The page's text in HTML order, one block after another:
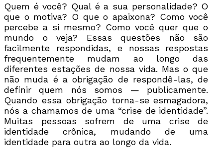
Quem é você? Qual é a sua personalidade? O
que o motiva? O que o apaixona? Como você
percebe a si mesmo? Como você quer que o
mundo o veja? Essas questões não são
facilmente respondidas, e nossas respostas
frequentemente mudam ao longo das
diferentes estações de nossa vida. Mas o que
não muda é a obrigação de respondê-las, de
definir quem nós somos — publicamente.
Quando essa obrigação torna-se esmagadora,
nós a chamamos de uma “crise de identidade”.
Muitas pessoas sofrem de uma crise de
identidade crônica, mudando de uma
identidade para outra ao longo da vida.